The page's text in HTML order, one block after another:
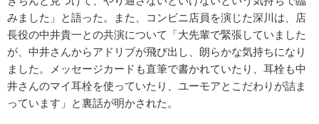
みました」と語った。また、コンビニ店員を演じた深川は、店
長役の中井貴一との共演について「大先輩で緊張していました
が、中井さんからアドリブが飛び出し、朗らかな気持ちになり
ました。メッセージカードも直筆で書かれていたり、耳栓も中
井さんのマイ耳栓を使っていたり、ユーモアとこだわりが詰ま
っています」と裏話が明かされた。